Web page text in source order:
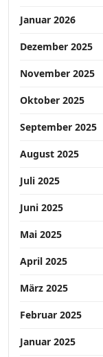
Januar 2026
Dezember 2025
November 2025
Oktober 2025
September 2025
August 2025
Juli 2025
Juni 2025
Mai 2025
April 2025
März 2025
Februar 2025
Januar 2025